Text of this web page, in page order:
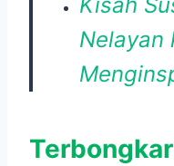
Kisah
Nelayan